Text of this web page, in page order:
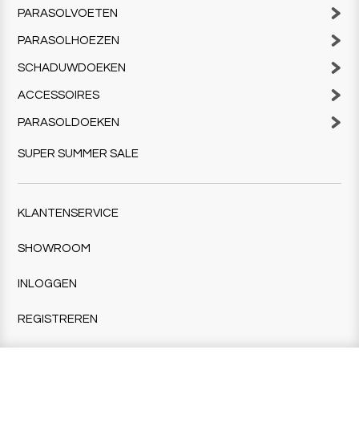
PARASOLVOETEN
PARASOLHOEZEN
SCHADUWDOEKEN
ACCESSOIRES
PARASOLDOEKEN
SUPER SUMMER SALE
KLANTENSERVICE
SHOWROOM
INLOGGEN
REGISTREREN